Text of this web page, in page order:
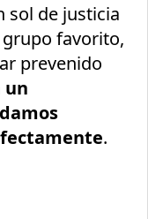
sol de justicia
grupo favorito,
prevenido
un
.